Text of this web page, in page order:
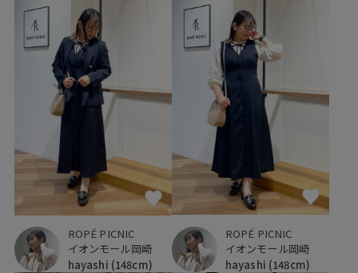
ROPÉ PICNIC
イオンモール岡崎
hayashi (148cm)
ROPÉ PICNIC
イオンモール岡崎
hayashi (148cm)